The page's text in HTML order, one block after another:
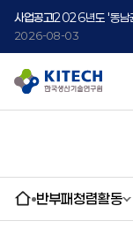
사업공고
2026-08-03
사업공고
2026-08-03
반부패청렴활동